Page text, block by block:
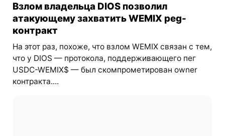
Взлом владельца DIOS позволил
атакующему захватить WEMIX peg-
контракт
На этот раз, похоже, что взлом WEMIX связан с тем,
что у DIOS — протокола, поддерживающего пег
USDC-WEMIX$ — был скомпрометирован owner
контракта....